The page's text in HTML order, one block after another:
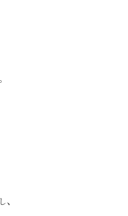
、